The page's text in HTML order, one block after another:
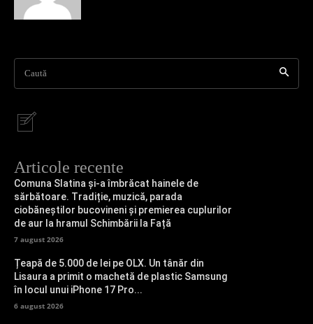
Caută
Articole recente
Comuna Slatina și-a îmbrăcat hainele de
sărbătoare. Tradiție, muzică, parada
ciobăneștilor bucovineni și premierea cuplurilor
de aur la hramul Schimbării la Față
7 august 2026
Țeapă de 5.000 de lei pe OLX. Un tânăr din
Lisaura a primit o machetă de plastic Samsung
în locul unui iPhone 17 Pro...
6 august 2026